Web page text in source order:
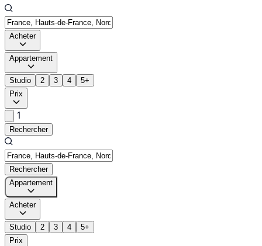
Acheter
Appartement
Studio 2 3 4
5+
Prix
1
Rechercher
Rechercher
Appartement
Acheter
Studio 2 3 4
5+
Prix